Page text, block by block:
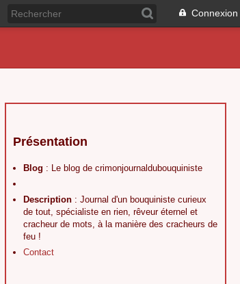
Connexion
Présentation
Blog : Le blog de crimonjournaldubouquiniste
Description : Journal d'un bouquiniste curieux
de tout, spécialiste en rien, rêveur éternel et
cracheur de mots, à la manière des cracheurs de
feu !
Contact